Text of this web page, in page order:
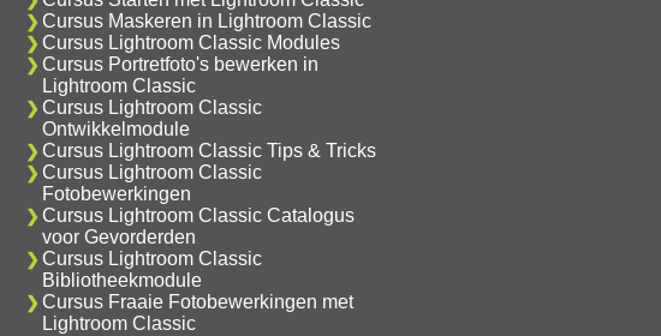
Cursus Maskeren in Lightroom Classic
Cursus Lightroom Classic Modules
Cursus Portretfoto's bewerken in
Lightroom Classic
Cursus Lightroom Classic
Ontwikkelmodule
Cursus Lightroom Classic Tips & Tricks
Cursus Lightroom Classic
Fotobewerkingen
Cursus Lightroom Classic Catalogus
voor Gevorderden
Cursus Lightroom Classic
Bibliotheekmodule
Cursus Fraaie Fotobewerkingen met
Lightroom Classic